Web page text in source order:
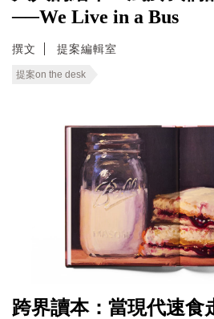
──We Live in a Bus
撰文 提案編輯室
提案on the desk
跨界讀本：當現代速食